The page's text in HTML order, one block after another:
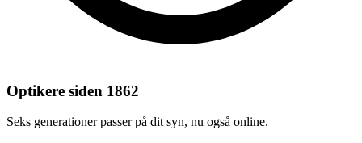
Optikere siden 1862
Seks generationer passer på dit syn, nu også online.